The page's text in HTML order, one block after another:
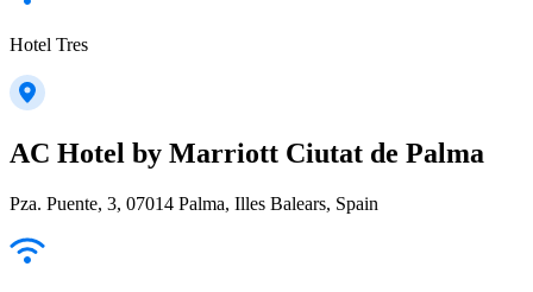
Hotel Tres
AC Hotel by Marriott Ciutat de Palma
Pza. Puente, 3, 07014 Palma, Illes Balears, Spain